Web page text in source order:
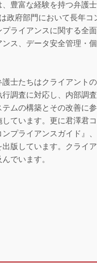
豊富な経験を持つ弁護
政府部門において長年
ライアンスに関する全
ス、データ安全管理・
士たちはクライアント
調査に対応し、内部調
ムの構築とその改善に
ています。更に君澤君
プライアンスガイド』
版しています。クライ
でいます。